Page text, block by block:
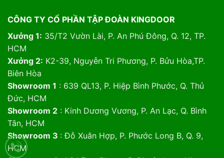
CÔNG TY CỔ PHẦN TẬP ĐOÀN KINGDOOR
Xưởng 1: 35/T2 Vườn Lài, P. An Phú Đông, Q. 12, TP.
HCM
Xưởng 2: K2-39, Nguyễn Tri Phương, P. Bửu Hòa,TP.
Biên Hòa
Showroom 1 : 639 QL13, P. Hiệp Bình Phước, Q. Thủ
Đức, HCM
Showroom 2: Kinh Dương Vương, P. An Lạc, Q. Bình
Tân, HCM
Showroom 3 : Đỗ Xuân Hợp, P. Phước Long B, Q. 9,
HCM